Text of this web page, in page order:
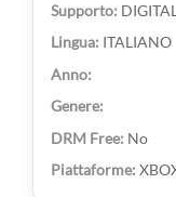
ITALIANO
No